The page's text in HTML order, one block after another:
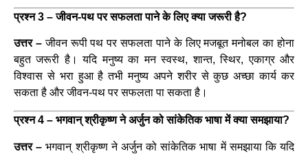
प्रश्न 3 – जीवन-पथ पर सफलता पाने के लिए क्या जरूरी है?
उत्तर –जीवन रूपी पथ पर सफलता पाने के लिए मजबूत मनोबल का होना
बहुत जरूरी है। यदि मनुष्य का मन स्वस्थ, शान्त, स्थिर, एकाग्र और
विश्वास से भरा हुआ है तभी मनुष्य अपने शरीर से कुछ अच्छा कार्य कर
सकता है और जीवन-पथ पर सफलता पा सकता है।
प्रश्न 4 – भगवान् श्रीकृष्ण ने अर्जुन को सांकेतिक भाषा में क्या समझाया?
उत्तर – भगवान् श्रीकृष्ण ने अर्जुन को सांकेतिक भाषा में समझाया कि यदि